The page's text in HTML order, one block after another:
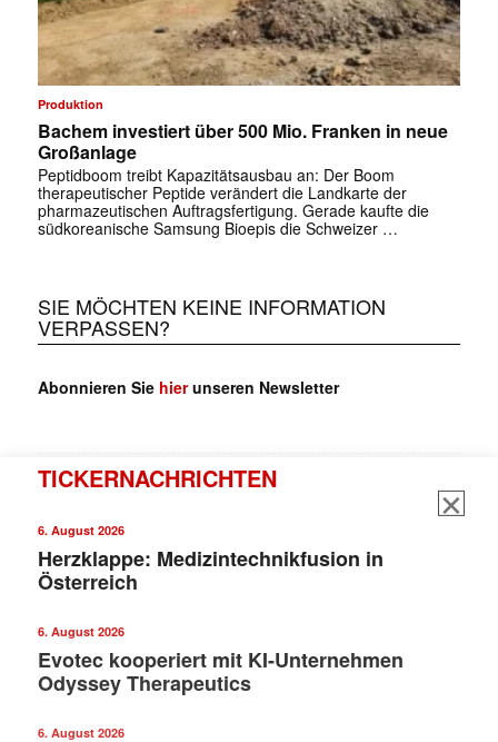
Produktion
Bachem investiert über 500 Mio. Franken in neue
Großanlage
Peptidboom treibt Kapazitätsausbau an: Der Boom
therapeutischer Peptide verändert die Landkarte der
pharmazeutischen Auftragsfertigung. Gerade kaufte die
südkoreanische Samsung Bioepis die Schweizer …
SIE MÖCHTEN KEINE INFORMATION
VERPASSEN?
Abonnieren Sie hierunseren Newsletter
TICKERNACHRICHTEN
6. August 2026
Herzklappe: Medizintechnikfusion in
Österreich
6. August 2026
Evotec kooperiert mit KI-Unternehmen
Odyssey Therapeutics
6. August 2026